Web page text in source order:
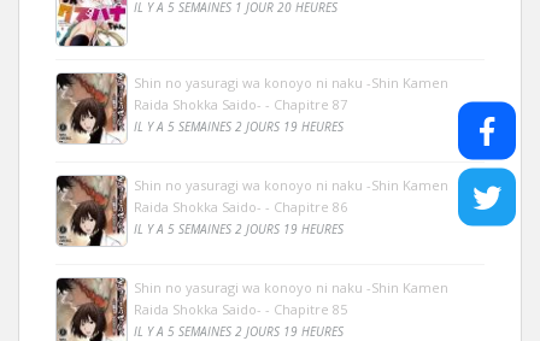
IL Y A 5 SEMAINES 1 JOUR 20 HEURES
Shin no yasuragi wa konoyo ni naku -Shin Kamen
Raida Shokka Saido- - Chapitre 87
IL Y A 5 SEMAINES 2 JOURS 19 HEURES
Shin no yasuragi wa konoyo ni naku -Shin Kamen
Raida Shokka Saido- - Chapitre 86
IL Y A 5 SEMAINES 2 JOURS 19 HEURES
Shin no yasuragi wa konoyo ni naku -Shin Kamen
Raida Shokka Saido- - Chapitre 85
IL Y A 5 SEMAINES 2 JOURS 19 HEURES